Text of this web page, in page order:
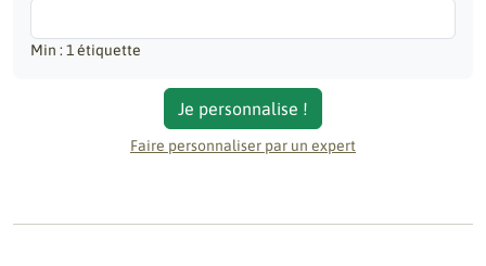
Min : 1 étiquette
Faire personnaliser par un expert
Je personnalise !